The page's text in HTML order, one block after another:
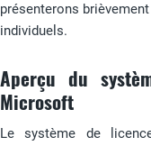
présenterons
individuels.
Aperçu du
Microsoft
Le système de